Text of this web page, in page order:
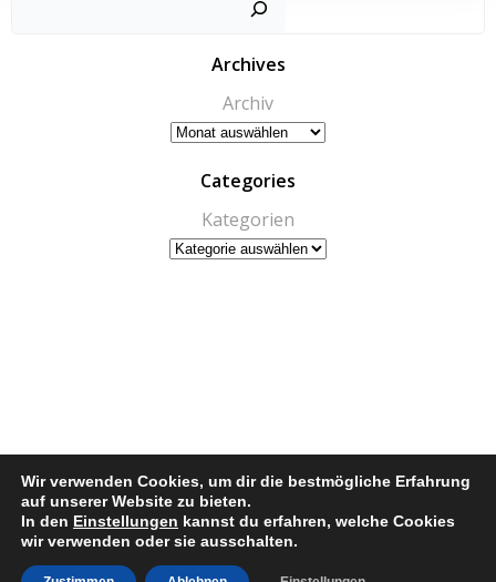
Archives
Archiv
Categories
Kategorien
© 2026 Schützenverein 1889 Ickelheim e.V.. Erstellt mit
WordPress undColibriWP Theme
Wir verwenden Cookies, um dir die bestmögliche Erfahrung
auf unserer Website zu bieten.
In den Einstellungen kannst du erfahren, welche Cookies
wir verwenden oder sie ausschalten.